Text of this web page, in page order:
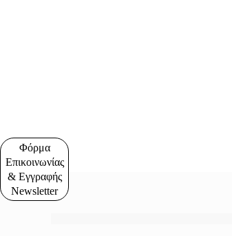
Φόρμα
Επικοινωνίας
& Εγγραφής
Newsletter